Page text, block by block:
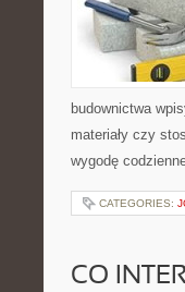
budownictwa
materiały czy
wygodę
CATEGORIES:
CO